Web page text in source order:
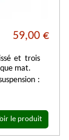
59,00 €
et trois
mat.
:
le produit